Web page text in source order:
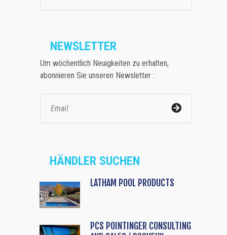
NEWSLETTER
Um wöchentlich Neuigkeiten zu erhalten,
abonnieren Sie unseren Newsletter :
HÄNDLER SUCHEN
LATHAM POOL PRODUCTS
PCS POINTINGER CONSULTING